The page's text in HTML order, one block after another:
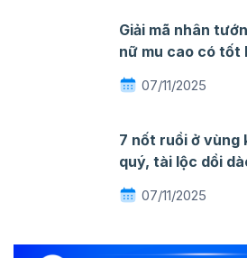
Giải mã nhân
nữ mu cao có tốt
07/11/2025
7 nốt ruồi ở vùng
quý, tài lộc dồi
07/11/2025